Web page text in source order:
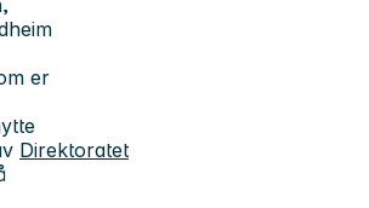
er
Direktoratet